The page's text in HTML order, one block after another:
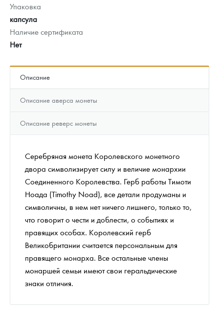
Упаковка
капсула
Наличие сертификата
Нет
Описание
Описание аверса монеты
Описание реверс монеты
Серебряная монета Королевского монетного
двора символизирует силу и величие монархии
Соединенного Королевства. Герб работы Тимоти
Ноада (Timothy Noad), все детали продуманы и
символичны, в нем нет ничего лишнего, только то,
что говорит о чести и доблести, о событиях и
правящих особах. Королевский герб
Великобритании считается персональным для
правящего монарха. Все остальные члены
монаршей семьи имеют свои геральдические
знаки отличия.